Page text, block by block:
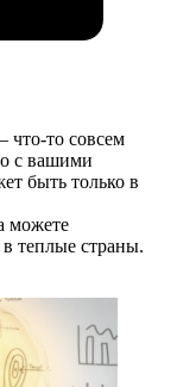
что-то совсем
с вашими
быть только в
можете
теплые страны.